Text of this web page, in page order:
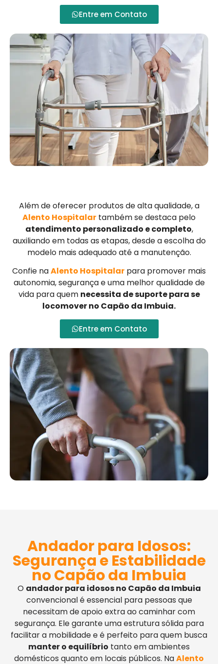
Entre em Contato
Além de oferecer produtos de alta qualidade, a
Alento Hospitalar também se destaca pelo
atendimento personalizado e completo,
auxiliando em todas as etapas, desde a escolha do
modelo mais adequado até a manutenção.
Confie naAlento Hospitalar para promover mais
autonomia, segurança e uma melhor qualidade de
vida para quem necessita de suporte para se
locomover no Capão da Imbuia.
Entre em Contato
Andador para Idosos:
Segurança e Estabilidade
no Capão da Imbuia
O andador para idosos no Capão da Imbuia
convencional é essencial para pessoas que
necessitam de apoio extra ao caminhar com
segurança. Ele garante uma estrutura sólida para
facilitar a mobilidade e é perfeito para quem busca
manter o equilíbrio tanto em ambientes
domésticos quanto em locais públicos. NaAlento